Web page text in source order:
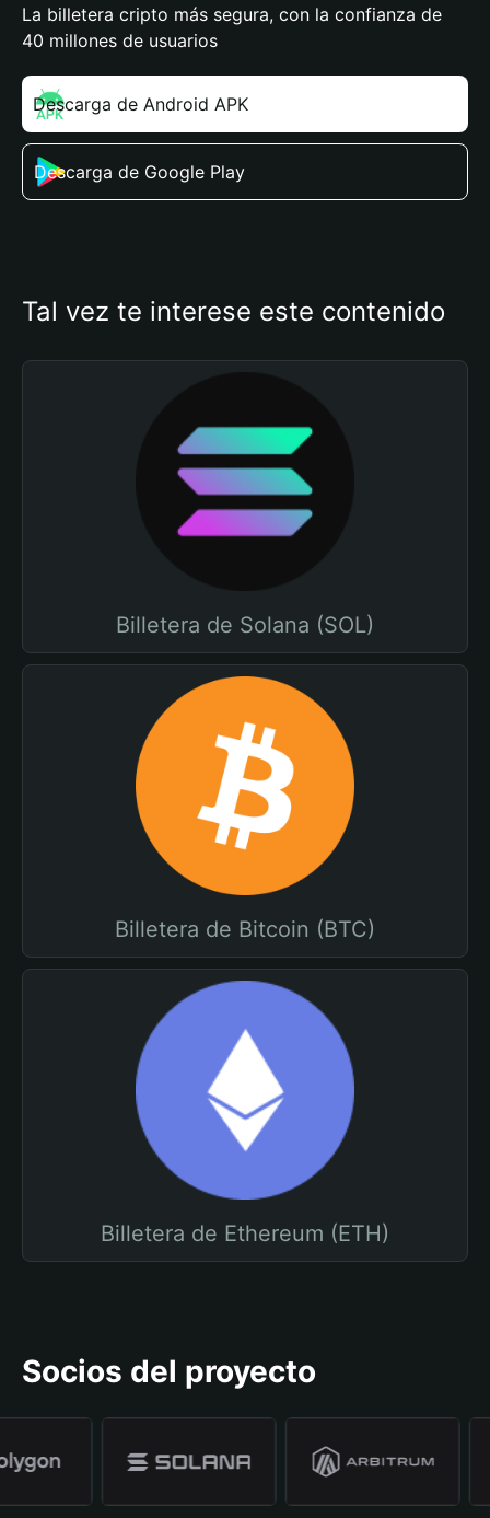
La billetera cripto más segura, con la confianza de
40 millones de usuarios
Descarga de Android APK
Descarga de Google Play
Tal vez te interese este contenido
Billetera de Solana (SOL)
Billetera de Bitcoin (BTC)
Billetera de Ethereum (ETH)
Socios del proyecto